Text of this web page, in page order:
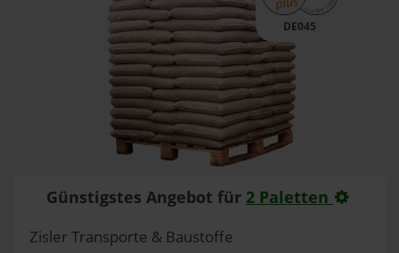
DE045
Günstigstes Angebot für 2 Paletten
Zisler Transporte & Baustoffe